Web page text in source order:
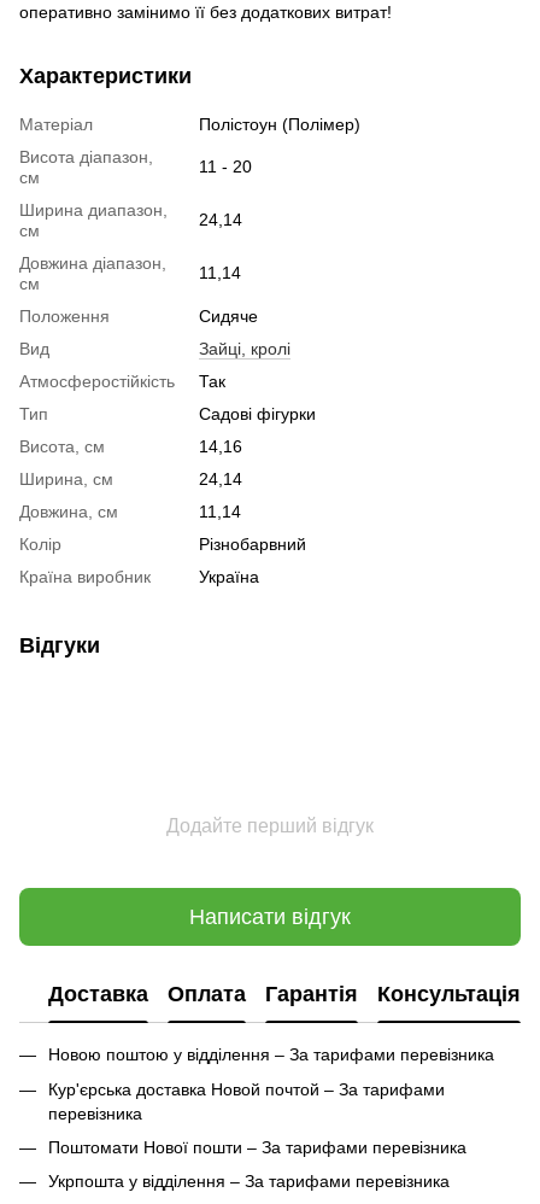
оперативно замінимо її без додаткових витрат!
Характеристики
Матеріал
Полістоун (Полімер)
Висота діапазон,
см
11 - 20
Ширина диапазон,
см
24,14
Довжина діапазон,
см
11,14
Положення
Сидяче
Вид
Зайці, кролі
Атмосферостійкість
Так
Тип
Садові фігурки
Висота, см
14,16
Ширина, см
24,14
Довжина, см
11,14
Колір
Різнобарвний
Країна виробник
Україна
Відгуки
Додайте перший відгук
Написати відгук
Доставка Оплата Гарантія Консультація
Новою поштою у відділення – За тарифами перевізника
Кур'єрська доставка Новой почтой – За тарифами
перевізника
Поштомати Нової пошти – За тарифами перевізника
Укрпошта у відділення – За тарифами перевізника